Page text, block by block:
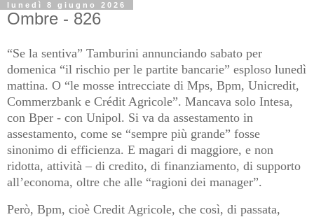
lunedì 8 giugno 2026
Ombre - 826
“Se la sentiva” Tamburini annunciando sabato per
domenica “il rischio per le partite bancarie” esploso lunedì
mattina. O “le mosse intrecciate di Mps, Bpm, Unicredit,
Commerzbank e Crédit Agricole”. Mancava solo Intesa,
con Bper - con Unipol. Si va da assestamento in
assestamento, come se “sempre più grande” fosse
sinonimo di efficienza. E magari di maggiore, e non
ridotta, attività – di credito, di finanziamento, di supporto
all’economa, oltre che alle “ragioni dei manager”.
Però, Bpm, cioè Credit Agricole, che così, di passata,